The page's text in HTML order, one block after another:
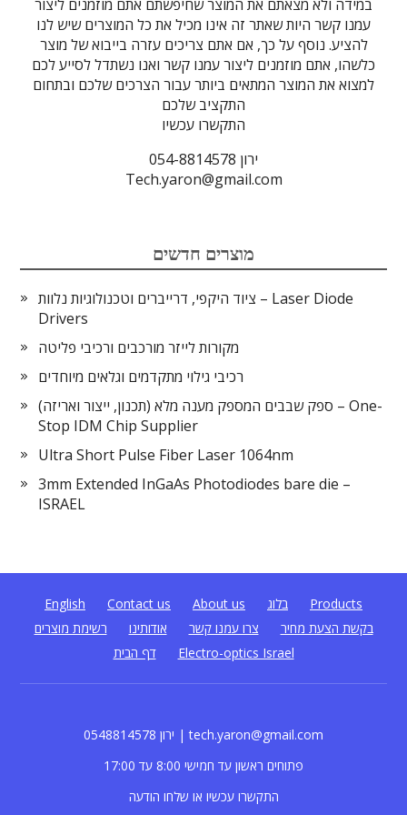
במידה ולא מצאתם את המוצר שחיפשתם אתם מוזמנים ליצור
עמנו קשר היות שאתר זה אינו מכיל את כל המוצרים שיש לנו
להציע. נוסף על כך, אם אתם צריכים עזרה בייבוא של מוצר
כלשהו, אתם מוזמנים ליצור עמנו קשר ואנו נשתדל לסייע לכם
למצוא את המוצר המתאים ביותר עבור הצרכים שלכם ובתחום
התקציב שלכם
התקשרו עכשיו
ירון 054-8814578
Tech.yaron@gmail.com
מוצרים חדשים
ציוד היקפי, דרייברים וטכנולוגיות נלוות – Laser Diode
Drivers
מקורות לייזר מורכבים ורכיבי פליטה
רכיבי גילוי מתקדמים וגלאים מיוחדים
ספק שבבים המספק מענה מלא (תכנון, ייצור ואריזה) – One-
Stop IDM Chip Supplier
Ultra Short Pulse Fiber Laser 1064nm
3mm Extended InGaAs Photodiodes bare die –
ISRAEL
English Contact us About us בלוג
Products
רשימת מוצרים
אודותינו צרו עמנו קשר
בקשת הצעת מחיר
דף הבית
Electro-optics Israel
0548814578 ירון | tech.yaron@gmail.com
פתוחים ראשון עד חמישי 8:00 עד 17:00
התקשרו עכשיו או שלחו הודעה